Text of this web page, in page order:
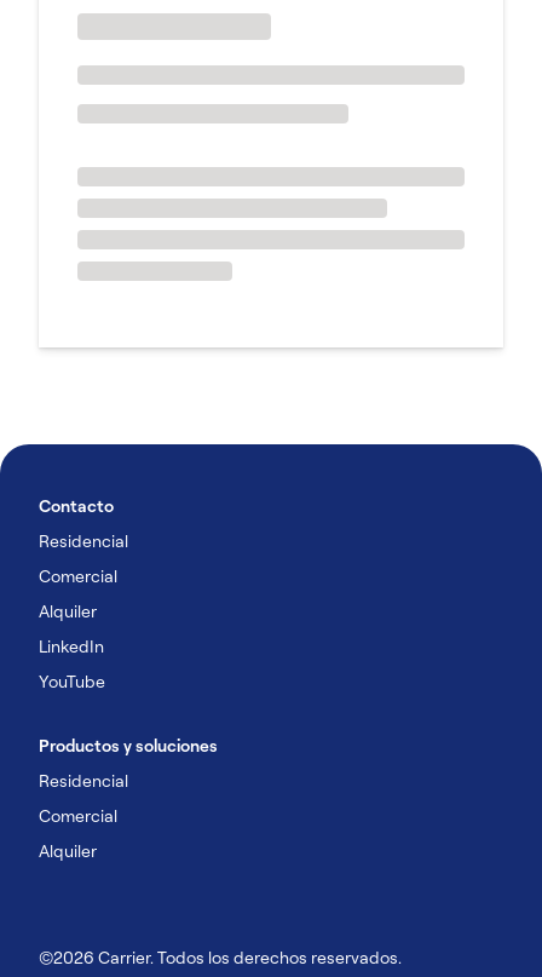
Contacto
Residencial
Comercial
Alquiler
LinkedIn
YouTube
Productos y soluciones
Residencial
Comercial
Alquiler
©2026 Carrier. Todos los derechos reservados.